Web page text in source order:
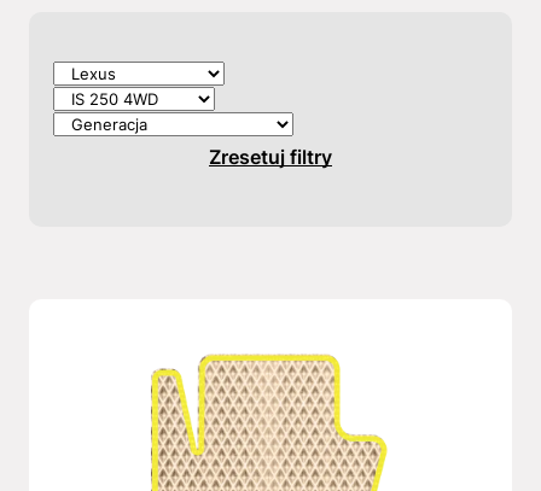
Zresetuj filtry